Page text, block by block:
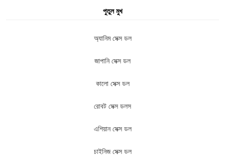
পুতুল মুখ
অ্যানিম সেক্স ডল
জাপানি সেক্স ডল
কালো সেক্স ডল
রোবট সেক্স ডলস
এশিয়ান সেক্স ডল
চাইনিজ সেক্স ডল